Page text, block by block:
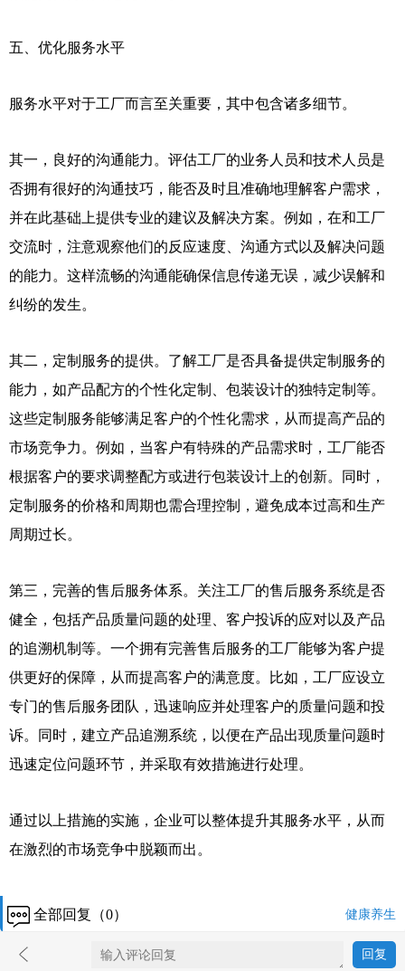
五、优化服务水平
服务水平对于工厂而言至关重要，其中包含诸多细节。
其一，良好的沟通能力。评估工厂的业务人员和技术人员是
否拥有很好的沟通技巧，能否及时且准确地理解客户需求，
并在此基础上提供专业的建议及解决方案。例如，在和工厂
交流时，注意观察他们的反应速度、沟通方式以及解决问题
的能力。这样流畅的沟通能确保信息传递无误，减少误解和
纠纷的发生。
其二，定制服务的提供。了解工厂是否具备提供定制服务的
能力，如产品配方的个性化定制、包装设计的独特定制等。
这些定制服务能够满足客户的个性化需求，从而提高产品的
市场竞争力。例如，当客户有特殊的产品需求时，工厂能否
根据客户的要求调整配方或进行包装设计上的创新。同时，
定制服务的价格和周期也需合理控制，避免成本过高和生产
周期过长。
第三，完善的售后服务体系。关注工厂的售后服务系统是否
健全，包括产品质量问题的处理、客户投诉的应对以及产品
的追溯机制等。一个拥有完善售后服务的工厂能够为客户提
供更好的保障，从而提高客户的满意度。比如，工厂应设立
专门的售后服务团队，迅速响应并处理客户的质量问题和投
诉。同时，建立产品追溯系统，以便在产品出现质量问题时
迅速定位问题环节，并采取有效措施进行处理。
通过以上措施的实施，企业可以整体提升其服务水平，从而
在激烈的市场竞争中脱颖而出。
全部回复（0） 健康养生